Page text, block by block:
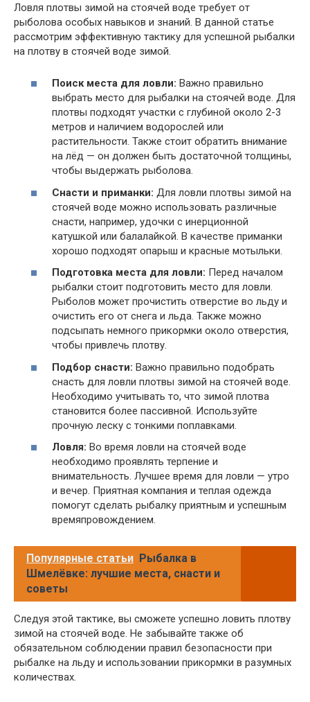
Ловля плотвы зимой на стоячей воде требует от
рыболова особых навыков и знаний. В данной статье
рассмотрим эффективную тактику для успешной рыбалки
на плотву в стоячей воде зимой.
Поиск места для ловли: Важно правильно
выбрать место для рыбалки на стоячей воде. Для
плотвы подходят участки с глубиной около 2-3
метров и наличием водорослей или
растительности. Также стоит обратить внимание
на лёд — он должен быть достаточной толщины,
чтобы выдержать рыболова.
Снасти и приманки: Для ловли плотвы зимой на
стоячей воде можно использовать различные
снасти, например, удочки с инерционной
катушкой или балалайкой. В качестве приманки
хорошо подходят опарыш и красные мотыльки.
Подготовка места для ловли: Перед началом
рыбалки стоит подготовить место для ловли.
Рыболов может прочистить отверстие во льду и
очистить его от снега и льда. Также можно
подсыпать немного прикормки около отверстия,
чтобы привлечь плотву.
Подбор снасти: Важно правильно подобрать
снасть для ловли плотвы зимой на стоячей воде.
Необходимо учитывать то, что зимой плотва
становится более пассивной. Используйте
прочную леску с тонкими поплавками.
Ловля: Во время ловли на стоячей воде
необходимо проявлять терпение и
внимательность. Лучшее время для ловли — утро
и вечер. Приятная компания и теплая одежда
помогут сделать рыбалку приятным и успешным
времяпровождением.
Популярные статьи Рыбалка в
Шмелёвке: лучшие места, снасти и
советы
Следуя этой тактике, вы сможете успешно ловить плотву
зимой на стоячей воде. Не забывайте также об
обязательном соблюдении правил безопасности при
рыбалке на льду и использовании прикормки в разумных
количествах.